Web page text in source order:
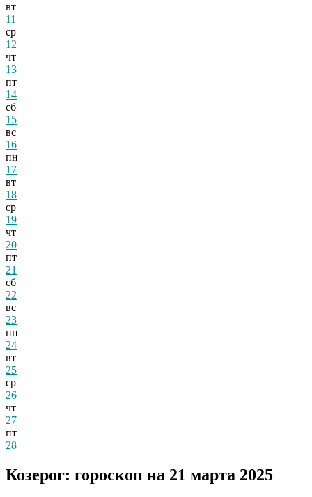
вт
11
ср
12
чт
13
пт
14
сб
15
вс
16
пн
17
вт
18
ср
19
чт
20
пт
21
сб
22
вс
23
пн
24
вт
25
ср
26
чт
27
пт
28
Козерог: гороскоп на 21 марта 2025